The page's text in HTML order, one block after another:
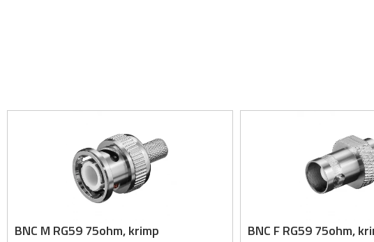
BNC M RG59 75ohm, krimp BNC F RG59 75ohm,